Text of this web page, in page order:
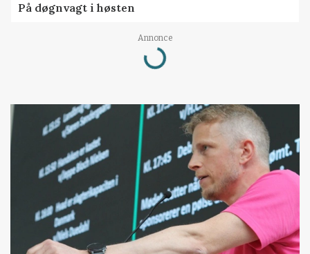
På døgnvagt i høsten
Annonce
Loading...